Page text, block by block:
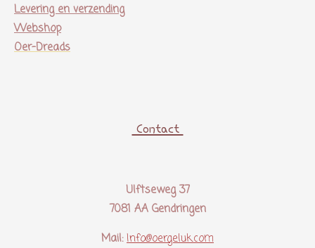
Levering en verzending
Webshop
Oer-Dreads
Contact
Ulftseweg 37
7081 AA Gendringen
Mail: Info@oergeluk.com